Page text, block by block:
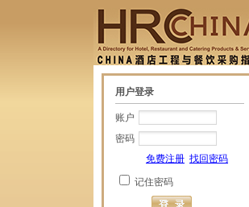
用户登录
账户
密码
免费注册 找回密码
记住密码